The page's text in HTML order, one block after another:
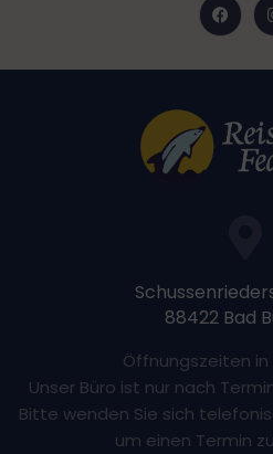
88422 Bad
Öffnungszeiten in
Unser Büro ist nur nach
Bitte wenden Sie sich
um einen Termin